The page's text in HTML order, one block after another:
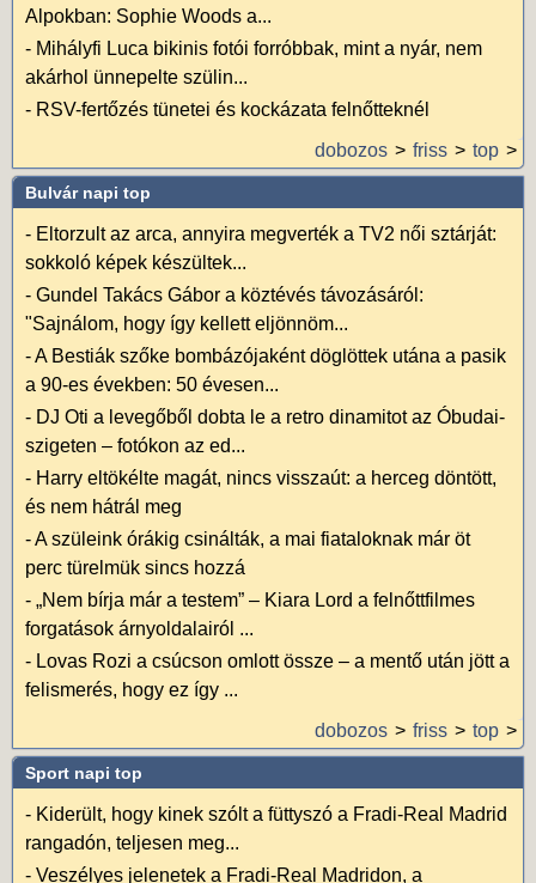
Alpokban: Sophie Woods a...
- Mihályfi Luca bikinis fotói forróbbak, mint a nyár, nem
akárhol ünnepelte szülin...
- RSV-fertőzés tünetei és kockázata felnőtteknél
dobozos
friss top
Bulvár napi top
- Eltorzult az arca, annyira megverték a TV2 női sztárját:
sokkoló képek készültek...
- Gundel Takács Gábor a köztévés távozásáról:
"Sajnálom, hogy így kellett eljönnöm...
-A Bestiák szőke bombázójaként döglöttek utána a pasik
a 90-es években: 50 évesen...
- DJ Oti a levegőből dobta le a retro dinamitot az Óbudai-
szigeten – fotókon az ed...
- Harry eltökélte magát, nincs visszaút: a herceg döntött,
és nem hátrál meg
-A szüleink órákig csinálták, a mai fiataloknak már öt
perc türelmük sincs hozzá
- „Nem bírja már a testem” – Kiara Lord a felnőttfilmes
forgatások árnyoldalairól ...
- Lovas Rozi a csúcson omlott össze – a mentő után jött a
felismerés, hogy ez így ...
dobozos
friss top
Sport napi top
- Kiderült, hogy kinek szólt a füttyszó a Fradi-Real Madrid
rangadón, teljesen meg...
- Veszélyes jelenetek a Fradi-Real Madridon, a